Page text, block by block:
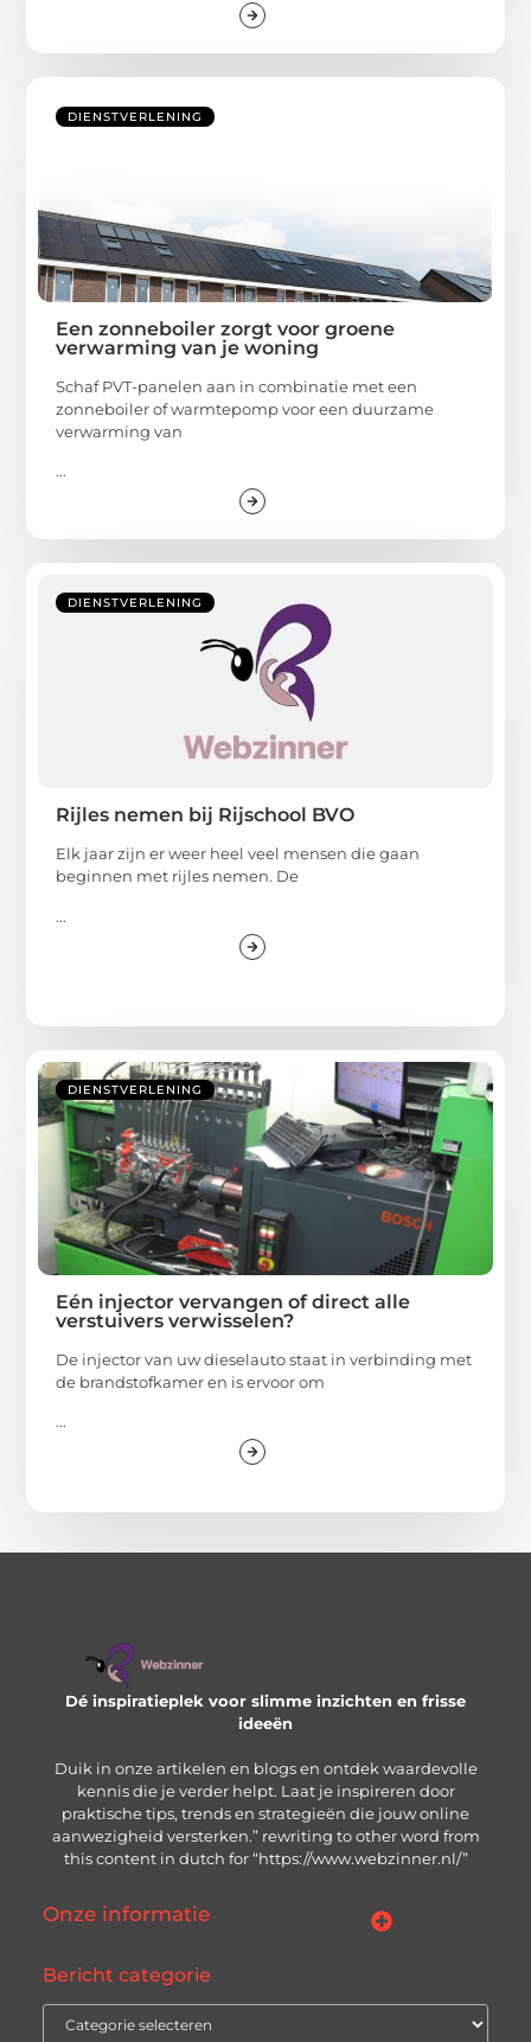
DIENSTVERLENING
Een zonneboiler zorgt voor groene
verwarming van je woning
Schaf PVT-panelen aan in combinatie met een
zonneboiler of warmtepomp voor een duurzame
verwarming van
...
DIENSTVERLENING
Rijles nemen bij Rijschool BVO
Elk jaar zijn er weer heel veel mensen die gaan
beginnen met rijles nemen. De
...
DIENSTVERLENING
Eén injector vervangen of direct alle
verstuivers verwisselen?
De injector van uw dieselauto staat in verbinding met
de brandstofkamer en is ervoor om
...
Dé inspiratieplek voor slimme inzichten en frisse
ideeën
Duik in onze artikelen en blogs en ontdek waardevolle
kennis die je verder helpt. Laat je inspireren door
praktische tips, trends en strategieën die jouw online
aanwezigheid versterken.” rewriting to other word from
this content in dutch for “https://www.webzinner.nl/”
Onze informatie
Bericht categorie